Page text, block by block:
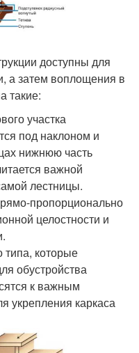
доступны для
а затем воплощения в
такие:
участка
под наклоном и
нижнюю часть
важной
лестницы.
пропорционально
целостности и
типа, которые
обустройства
к важным
укрепления каркаса